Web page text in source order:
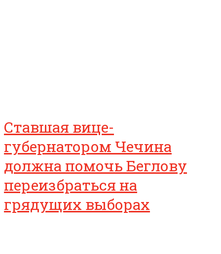
Ставшая вице-
губернатором Чечина
должна помочь Беглову
переизбраться на
грядущих выборах